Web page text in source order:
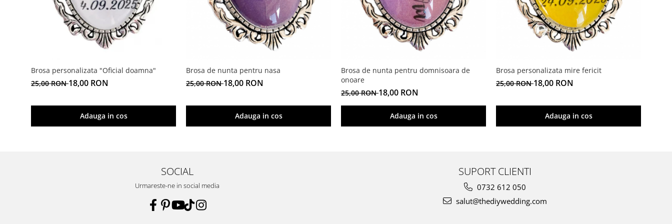
Brosa personalizata "Oficial doamna"
25,00 RON18,00 RON
Adauga in cos
Brosa de nunta pentru nasa
25,00 RON18,00 RON
Adauga in cos
Brosa de nunta pentru domnisoara de
onoare
25,00 RON18,00 RON
Adauga in cos
Brosa personalizata mire fericit
25,00 RON18,00 RON
Adauga in cos
SOCIAL
Urmareste-ne in social media
SUPORT CLIENTI
0732 612 050
salut@thediywedding.com